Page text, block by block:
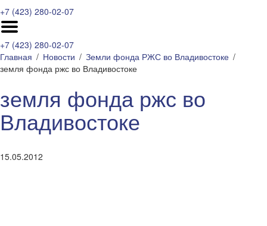
+7 (423) 280-02-07
+7 (423) 280-02-07
Главная
Новости
Земли фонда РЖС во Владивостоке
земля фонда ржс во Владивостоке
земля фонда ржс во
Владивостоке
15.05.2012